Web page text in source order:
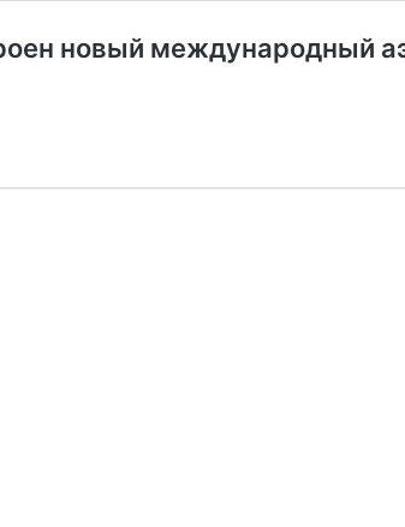
новый международный